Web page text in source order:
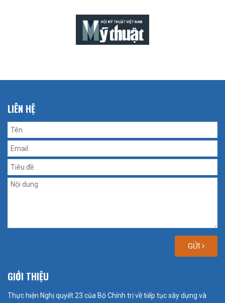
LIÊN HỆ
GỬI
GIỚI THIỆU
Thực hiện Nghị quyết 23 của Bộ Chính trị về tiếp tục xây dựng và